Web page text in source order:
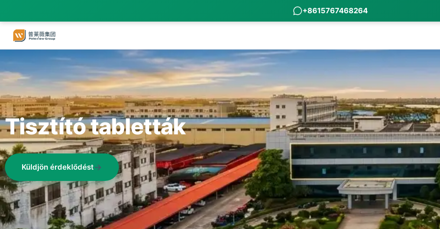
+8615767468264
Tisztító tabletták
Küldjön érdeklődést